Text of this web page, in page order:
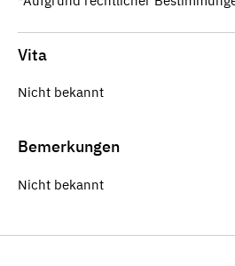
Vita
Nicht bekannt
Bemerkungen
Nicht bekannt